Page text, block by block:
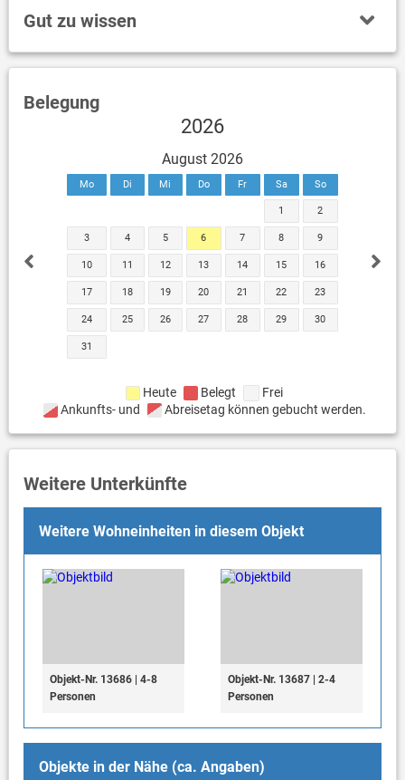
Gut zu wissen
Belegung
2026
August 2026
Mo Di Mi Do Fr Sa So
1 2
3 4 5 6 7 8 9
10 11 12 13 14 15 16
17 18 19 20 21 22 23
24 25 26 27 28 29 30
31
Heute Belegt
Frei
Ankunfts- und
Abreisetag können gebucht werden.
Weitere Unterkünfte
Weitere Wohneinheiten in diesem Objekt
Objekt-Nr. 13686 | 4-8
Personen
Objekt-Nr. 13687 | 2-4
Personen
Objekte in der Nähe (ca. Angaben)